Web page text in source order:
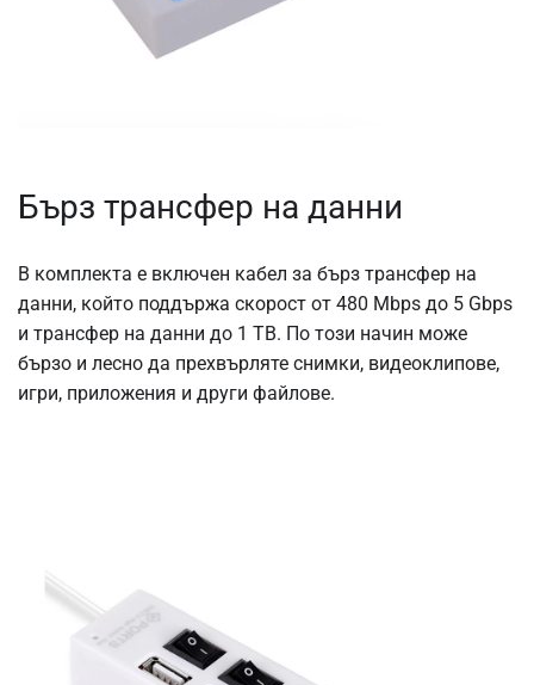
Бърз трансфер на данни
В комплекта е включен кабел за бърз трансфер на
данни, който поддържа скорост от 480 Mbps до 5 Gbps
и трансфер на данни до 1 TB. По този начин може
бързо и лесно да прехвърляте снимки, видеоклипове,
игри, приложения и други файлове.